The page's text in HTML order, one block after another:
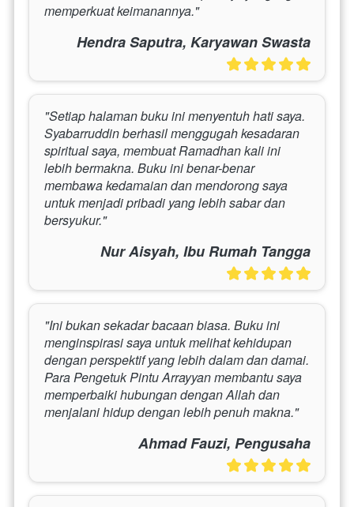
memperkuat keimanannya."
Hendra Saputra, Karyawan Swasta
"Setiap halaman buku ini menyentuh hati saya.
Syabarruddin berhasil menggugah kesadaran
spiritual saya, membuat Ramadhan kali ini
lebih bermakna. Buku ini benar-benar
membawa kedamaian dan mendorong saya
untuk menjadi pribadi yang lebih sabar dan
bersyukur."
Nur Aisyah, Ibu Rumah Tangga
"Ini bukan sekadar bacaan biasa. Buku ini
menginspirasi saya untuk melihat kehidupan
dengan perspektif yang lebih dalam dan damai.
Para Pengetuk Pintu Arrayyan membantu saya
memperbaiki hubungan dengan Allah dan
menjalani hidup dengan lebih penuh makna."
Ahmad Fauzi, Pengusaha